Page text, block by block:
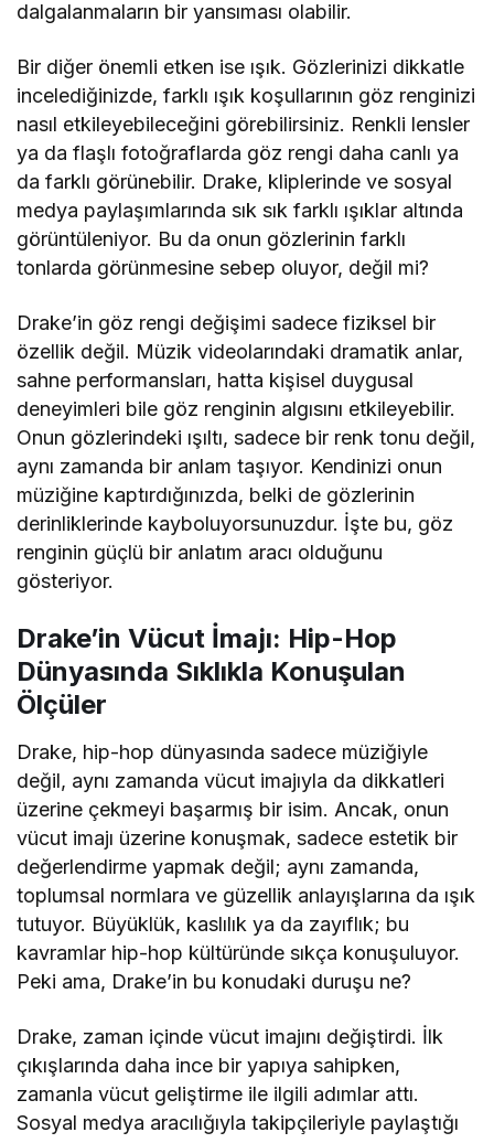
dalgalanmaların bir yansıması olabilir.
Bir diğer önemli etken ise ışık. Gözlerinizi dikkatle
incelediğinizde, farklı ışık koşullarının göz renginizi
nasıl etkileyebileceğini görebilirsiniz. Renkli lensler
ya da flaşlı fotoğraflarda göz rengi daha canlı ya
da farklı görünebilir. Drake, kliplerinde ve sosyal
medya paylaşımlarında sık sık farklı ışıklar altında
görüntüleniyor. Bu da onun gözlerinin farklı
tonlarda görünmesine sebep oluyor, değil mi?
Drake’in göz rengi değişimi sadece fiziksel bir
özellik değil. Müzik videolarındaki dramatik anlar,
sahne performansları, hatta kişisel duygusal
deneyimleri bile göz renginin algısını etkileyebilir.
Onun gözlerindeki ışıltı, sadece bir renk tonu değil,
aynı zamanda bir anlam taşıyor. Kendinizi onun
müziğine kaptırdığınızda, belki de gözlerinin
derinliklerinde kayboluyorsunuzdur. İşte bu, göz
renginin güçlü bir anlatım aracı olduğunu
gösteriyor.
Drake’in Vücut İmajı: Hip-Hop
Dünyasında Sıklıkla Konuşulan
Ölçüler
Drake, hip-hop dünyasında sadece müziğiyle
değil, aynı zamanda vücut imajıyla da dikkatleri
üzerine çekmeyi başarmış bir isim. Ancak, onun
vücut imajı üzerine konuşmak, sadece estetik bir
değerlendirme yapmak değil; aynı zamanda,
toplumsal normlara ve güzellik anlayışlarına da ışık
tutuyor. Büyüklük, kaslılık ya da zayıflık; bu
kavramlar hip-hop kültüründe sıkça konuşuluyor.
Peki ama, Drake’in bu konudaki duruşu ne?
Drake, zaman içinde vücut imajını değiştirdi. İlk
çıkışlarında daha ince bir yapıya sahipken,
zamanla vücut geliştirme ile ilgili adımlar attı.
Sosyal medya aracılığıyla takipçileriyle paylaştığı